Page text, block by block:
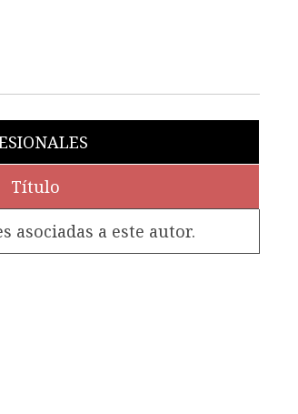
Título
asociadas a este autor.